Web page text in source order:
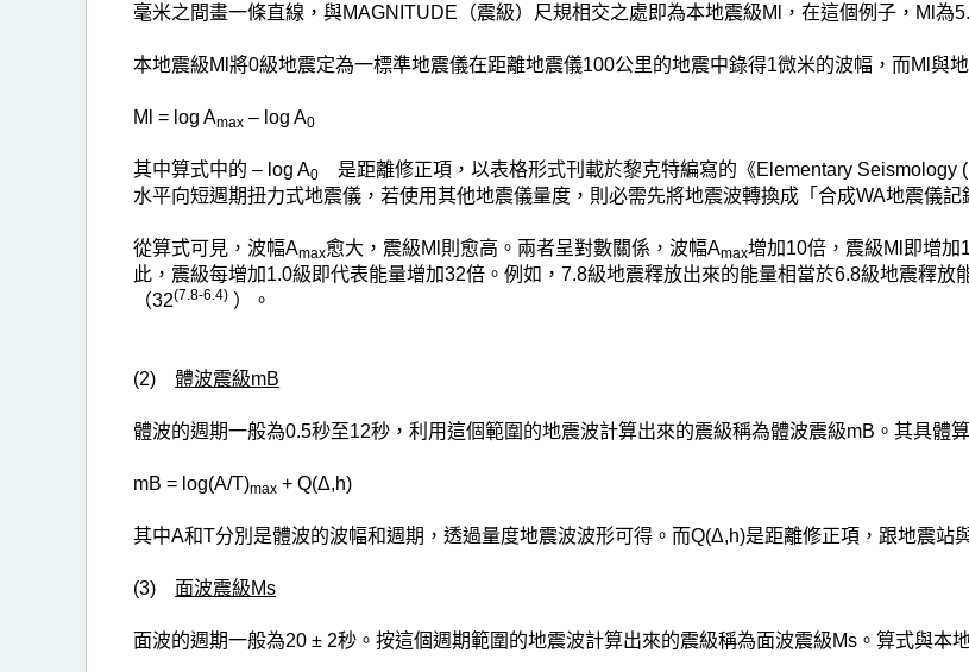
毫米之間畫一條直線，與MAGNITUDE（震級）尺規相交之處即為本地震級Ml，在這個例子，Ml為
本地震級Ml將0級地震定為一標準地震儀在距離地震儀100公里的地震中錄得1微米的波幅，而Ml與
Ml = log Amax – log A0
其中算式中的 – log A0
是距離修正項，以表格形式刊載於黎克特編寫的《Elementary Seismology
水平向短週期扭力式地震儀，若使用其他地震儀量度，則必需先將地震波轉換成「合成WA地震儀記
從算式可見，波幅Amax愈大，震級Ml則愈高。兩者呈對數關係，波幅Amax增加10倍，震級Ml即增加
此，震級每增加1.0級即代表能量增加32倍。例如，7.8級地震釋放出來的能量相當於6.8級地震釋
（32(7.8-6.4) ）。
(2) 體波震級mB
體波的週期一般為0.5秒至12秒，利用這個範圍的地震波計算出來的震級稱為體波震級mB。其具體
mB = log(A/T)max + Q(Δ,h)
其中A和T分別是體波的波幅和週期，透過量度地震波波形可得。而Q(Δ,h)是距離修正項，跟地震站
(3) 面波震級Ms
面波的週期一般為20 ± 2秒。按這個週期範圍的地震波計算出來的震級稱為面波震級Ms。算式與本